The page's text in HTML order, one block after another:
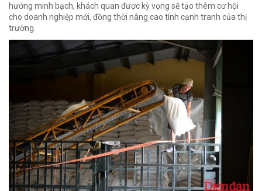
hướng minh bạch, khách quan được kỳ vọng sẽ tạo thêm cơ hội
cho doanh nghiệp mới, đồng thời nâng cao tính cạnh tranh của thị
trường.